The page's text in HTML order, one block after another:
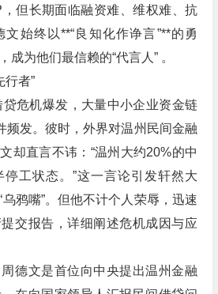
但长期面临融资难、维权难、抗
始终以**“良知化作诤言”**的勇
成为他们最信赖的“代言人” 。
行者”
危机爆发，大量中小企业资金链
频发。彼时，外界对温州民间金融
却直言不讳：“温州大约20%的中
工状态。”这一言论引发轩然大
鸦嘴”。但他不计个人荣辱，迅速
交报告，详细阐述危机成因与应
德文是首位向中央提出温州金融